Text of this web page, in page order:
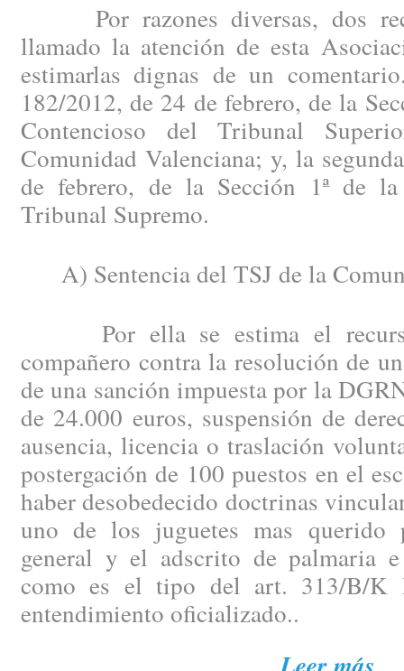
Por razones diversas, dos
llamado la atención de esta
estimarlas dignas de un
182/2012, de 24 de febrero, de la
Contencioso del Tribunal
Comunidad Valenciana; y, la
de febrero, de la Sección 1ª de
Tribunal Supremo.
A) Sentencia del TSJ de la
Por ella se estima el
compañero contra la resolución de
de una sanción impuesta por la
de 24.000 euros, suspensión de
ausencia, licencia o traslación
postergación de 100 puestos en el
haber desobedecido doctrinas
uno de los juguetes mas querido
general y el adscrito de palmaria
como es el tipo del art. 313/B/K
entendimiento oficializado..